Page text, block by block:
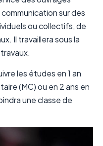
sur des
ou collectifs, de
Il travaillera sous la
les études en 1 an
(MC) ou en 2 ans en
une classe de